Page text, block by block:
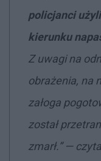
policjanci
kierunku
Z uwagi na
obrażenia, na
załoga
został
zmarł.” —